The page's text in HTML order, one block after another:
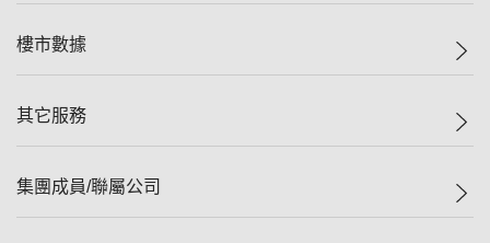
減價
美聯豪宅
獨家樓盤
租盤
自助放盤
查詢熱線
按揭計算機
負擔能力計算機
樓市數據
樓價指數
歷史成交
其它服務
屋苑專頁
集團成員/聯屬公司